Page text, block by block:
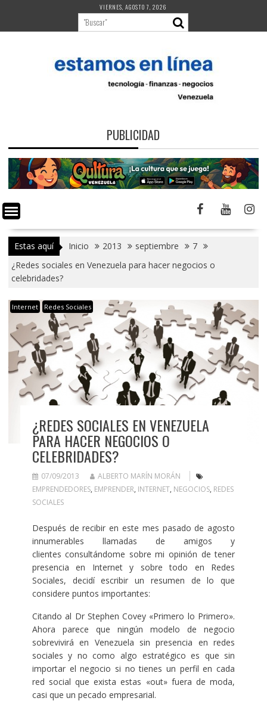
contenido
VIERNES, AGOSTO 7, 2026
PUBLICIDAD
Estas aquí Inicio 2013 septiembre
7
¿Redes sociales en Venezuela para hacer negocios o
celebridades?
Internet Redes Sociales
¿REDES SOCIALES EN VENEZUELA
PARA HACER NEGOCIOS O
CELEBRIDADES?
07/09/2013
ALBERTO MARÍN MORÁN
EMPRENDEDORES, EMPRENDER, INTERNET, NEGOCIOS, REDES
SOCIALES
Después de recibir en este mes pasado de agosto
innumerables llamadas de amigos y
clientes consultándome sobre mi opinión de tener
presencia en Internet y sobre todo en Redes
Sociales, decidí escribir un resumen de lo que
considere puntos importantes:
Citando al Dr Stephen Covey «Primero lo Primero».
Ahora parece que ningún modelo de negocio
sobrevivirá en Venezuela sin presencia en redes
sociales y no como algo estratégico es que sin
importar el negocio si no tienes un perfil en cada
red social que exista estas «out» fuera de moda,
casi que un pecado empresarial.